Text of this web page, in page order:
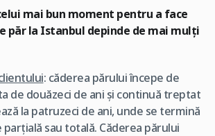
mai bun moment pentru a face
păr la Istanbul depinde de mai mulți
: căderea părului începe de
de douăzeci de ani și continuă treptat
la patruzeci de ani, unde se termină
parțială sau totală. Căderea părului